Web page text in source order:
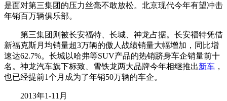
是面对第三集团的压力丝毫不敢放松。北京现代今年有望冲击
年销百万辆俱乐部。
第三集团则被长安福特、长城、神龙占据。长安福特凭借
新福克斯月均销量超3万辆的傲人战绩销量大幅增加，同比增
速达62.7%。长城以哈弗等SUV产品的热销跻身车企销量前十
名。神龙汽车旗下标致、雪铁龙两大品牌今年相继推出新车 ，
也已经提前1个月成为了年销50万辆的车企。
2013年1-11月